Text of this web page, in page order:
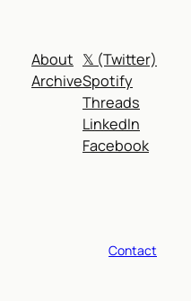
About
Archive
𝕏 (Twitter)
Spotify
Threads
LinkedIn
Facebook
Contact